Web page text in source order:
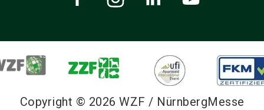
Copyright © 2026 WZF / NürnbergMesse